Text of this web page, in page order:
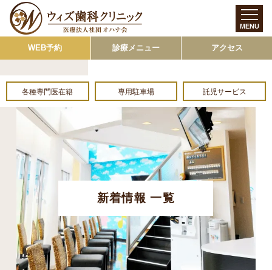
WEB予約 診療メニュー アクセス
各種専門医在籍 専用駐車場 託児サービス
新着情報 一覧
MENU